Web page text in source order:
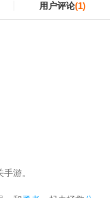
用户评论(1)
手游。